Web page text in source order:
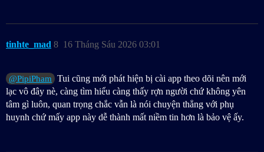
tinhte_mad 16 Tháng Sáu 2026 03:01
8
@PipiPham Tui cũng mới phát hiện bị cài app theo dõi nên mới
lạc vô đây nè, càng tìm hiểu càng thấy rợn người chứ không yên
tâm gì luôn, quan trọng chắc vẫn là nói chuyện thẳng với phụ
huynh chứ mấy app này dễ thành mất niềm tin hơn là bảo vệ ấy.